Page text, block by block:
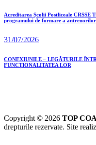
Acreditarea Școlii Postliceale CRSSE
programului de formare a antrenorilor
31/07/2026
CONEXIUNILE – LEGĂTURILE
FUNCȚIONALITATEA LOR
Copyright © 2026 TOP
drepturile rezervate. Site